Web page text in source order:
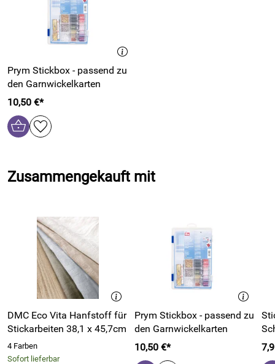
Prym Stickbox - passend zu
den Garnwickelkarten
10,50 €*
Zusammengekauft mit
DMC Eco Vita Hanfstoff für
Stickarbeiten 38,1 x 45,7cm
4 Farben
Sofort lieferbar
Prym Stickbox - passend zu
den Garnwickelkarten
10,50 €*